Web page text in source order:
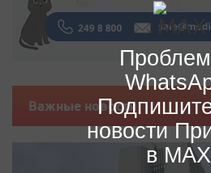
Важные новости
новости
в